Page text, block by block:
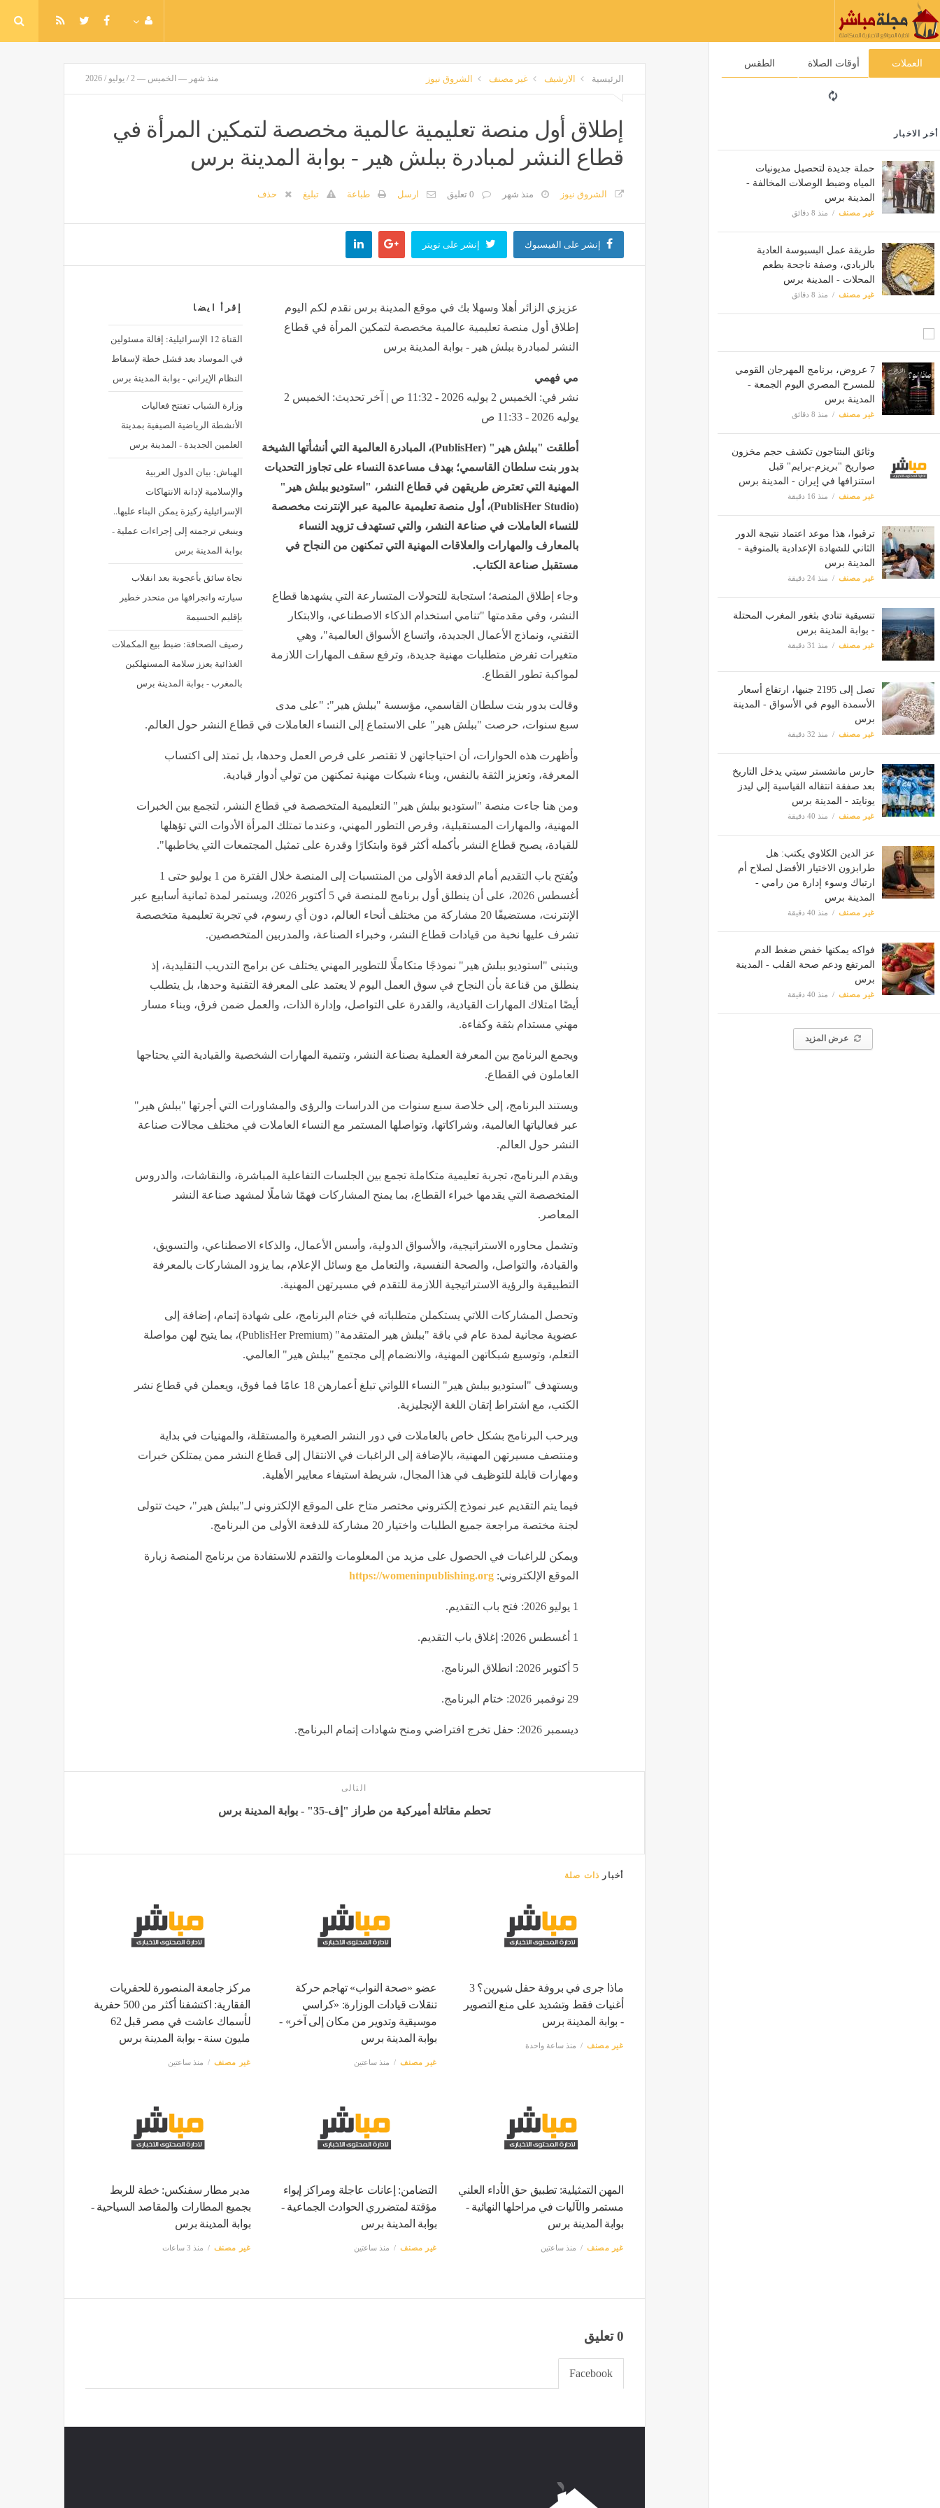
العملات أوقات الصلاة الطقس
أخر الاخبار
حملة جديدة لتحصيل مديونيات
المياه وضبط الوصلات المخالفة -
المدينة برس
غير مصنف منذ 8 دقائق
طريقة عمل البسبوسة العادية
بالزبادي، وصفة ناجحة بطعم
المحلات - المدينة برس
غير مصنف منذ 8 دقائق
7 عروض، برنامج المهرجان القومي
للمسرح المصري اليوم الجمعة -
المدينة برس
غير مصنف منذ 8 دقائق
وثائق البنتاجون تكشف حجم مخزون
صواريخ "بريزم-برايم" قبل
استنزافها في إيران - المدينة برس
غير مصنف منذ 16 دقيقة
ترقبوا، هذا موعد اعتماد نتيجة الدور
الثاني للشهادة الإعدادية بالمنوفية -
المدينة برس
غير مصنف منذ 24 دقيقة
تنسيقية تنادي بثغور المغرب المحتلة
- بوابة المدينة برس
غير مصنف منذ 31 دقيقة
تصل إلى 2195 جنيها، ارتفاع أسعار
الأسمدة اليوم في الأسواق - المدينة
برس
غير مصنف منذ 32 دقيقة
حارس مانشستر سيتي يدخل التاريخ
بعد صفقة انتقاله القياسية إلي ليدز
يونايتد - المدينة برس
غير مصنف منذ 40 دقيقة
عز الدين الكلاوي يكتب: هل
طرابزون الاختيار الأفضل لصلاح أم
ارتباك وسوء إدارة من رامي -
المدينة برس
غير مصنف منذ 40 دقيقة
فواكه يمكنها خفض ضغط الدم
المرتفع ودعم صحة القلب - المدينة
برس
غير مصنف منذ 40 دقيقة
عرض المزيد
الرئيسية الارشيف غير مصنف الشروق نيوز منذ شهر — الخميس — 2 / يوليو / 2026
إطلاق أول منصة تعليمية عالمية مخصصة لتمكين المرأة في
قطاع النشر لمبادرة ببلش هير - بوابة المدينة برس
الشروق نيوز منذ شهر 0 تعليق ارسل طباعة تبليغ حذف
إنشر على الفيسبوك إنشر على تويتر
إقرأ ايضا
القناة 12 الإسرائيلية: إقالة مسئولين
في الموساد بعد فشل خطة لإسقاط
النظام الإيراني - بوابة المدينة برس
وزارة الشباب تفتتح فعاليات
الأنشطة الرياضية الصيفية بمدينة
العلمين الجديدة - المدينة برس
الهباش: بيان الدول العربية
والإسلامية لإدانة الانتهاكات
الإسرائيلية ركيزة يمكن البناء عليها..
وينبغي ترجمته إلى إجراءات عملية -
بوابة المدينة برس
نجاة سائق بأعجوبة بعد انقلاب
سيارته وانجرافها من منحدر خطير
بإقليم الحسيمة
رصيف الصحافة: ضبط بيع المكملات
الغذائية يعزز سلامة المستهلكين
بالمغرب - بوابة المدينة برس
عزيزي الزائر أهلا وسهلا بك في موقع المدينة برس نقدم لكم اليوم
إطلاق أول منصة تعليمية عالمية مخصصة لتمكين المرأة في قطاع
النشر لمبادرة ببلش هير - بوابة المدينة برس
مي فهمي
نشر في: الخميس 2 يوليه 2026 - 11:32 ص | آخر تحديث: الخميس 2
يوليه 2026 - 11:33 ص
أطلقت "ببلش هير" (PublisHer)، المبادرة العالمية التي أنشأتها الشيخة
بدور بنت سلطان القاسمي؛ بهدف مساعدة النساء على تجاوز التحديات
المهنية التي تعترض طريقهن في قطاع النشر، "استوديو ببلش هير"
(PublisHer Studio)، أول منصة تعليمية عالمية عبر الإنترنت مخصصة
للنساء العاملات في صناعة النشر، والتي تستهدف تزويد النساء
بالمعارف والمهارات والعلاقات المهنية التي تمكنهن من النجاح في
مستقبل صناعة الكتاب.
وجاء إطلاق المنصة؛ استجابة للتحولات المتسارعة التي يشهدها قطاع
النشر، وفي مقدمتها "تنامي استخدام الذكاء الاصطناعي، والابتكار
التقني، ونماذج الأعمال الجديدة، واتساع الأسواق العالمية"، وهي
متغيرات تفرض متطلبات مهنية جديدة، وترفع سقف المهارات اللازمة
لمواكبة تطور القطاع.
وقالت بدور بنت سلطان القاسمي، مؤسسة "ببلش هير": "على مدى
سبع سنوات، حرصت "ببلش هير" على الاستماع إلى النساء العاملات في قطاع النشر حول العالم.
وأظهرت هذه الحوارات، أن احتياجاتهن لا تقتصر على فرص العمل وحدها، بل تمتد إلى اكتساب
المعرفة، وتعزيز الثقة بالنفس، وبناء شبكات مهنية تمكنهن من تولي أدوار قيادية.
ومن هنا جاءت منصة "استوديو ببلش هير" التعليمية المتخصصة في قطاع النشر، لتجمع بين الخبرات
المهنية، والمهارات المستقبلية، وفرص التطور المهني، وعندما تمتلك المرأة الأدوات التي تؤهلها
للقيادة، يصبح قطاع النشر بأكمله أكثر قوة وابتكارًا وقدرة على تمثيل المجتمعات التي يخاطبها".
ويُفتح باب التقديم أمام الدفعة الأولى من المنتسبات إلى المنصة خلال الفترة من 1 يوليو حتى 1
أغسطس 2026، على أن ينطلق أول برنامج للمنصة في 5 أكتوبر 2026، ويستمر لمدة ثمانية أسابيع عبر
الإنترنت، مستضيفًا 20 مشاركة من مختلف أنحاء العالم، دون أي رسوم، في تجربة تعليمية متخصصة
تشرف عليها نخبة من قيادات قطاع النشر، وخبراء الصناعة، والمدربين المتخصصين.
ويتبنى "استوديو ببلش هير" نموذجًا متكاملًا للتطوير المهني يختلف عن برامج التدريب التقليدية، إذ
ينطلق من قناعة بأن النجاح في سوق العمل اليوم لا يعتمد على المعرفة التقنية وحدها، بل يتطلب
أيضًا امتلاك المهارات القيادية، والقدرة على التواصل، وإدارة الذات، والعمل ضمن فرق، وبناء مسار
مهني مستدام بثقة وكفاءة.
ويجمع البرنامج بين المعرفة العملية بصناعة النشر، وتنمية المهارات الشخصية والقيادية التي يحتاجها
العاملون في القطاع.
ويستند البرنامج، إلى خلاصة سبع سنوات من الدراسات والرؤى والمشاورات التي أجرتها "ببلش هير"
عبر فعالياتها العالمية، وشراكاتها، وتواصلها المستمر مع النساء العاملات في مختلف مجالات صناعة
النشر حول العالم.
ويقدم البرنامج، تجربة تعليمية متكاملة تجمع بين الجلسات التفاعلية المباشرة، والنقاشات، والدروس
المتخصصة التي يقدمها خبراء القطاع، بما يمنح المشاركات فهمًا شاملًا لمشهد صناعة النشر
المعاصر.
وتشمل محاوره الاستراتيجية، والأسواق الدولية، وأسس الأعمال، والذكاء الاصطناعي، والتسويق،
والقيادة، والتواصل، والصحة النفسية، والتعامل مع وسائل الإعلام، بما يزود المشاركات بالمعرفة
التطبيقية والرؤية الاستراتيجية اللازمة للتقدم في مسيرتهن المهنية.
وتحصل المشاركات اللاتي يستكملن متطلباته في ختام البرنامج، على شهادة إتمام، إضافة إلى
عضوية مجانية لمدة عام في باقة "ببلش هير المتقدمة" (PublisHer Premium)، بما يتيح لهن مواصلة
التعلم، وتوسيع شبكاتهن المهنية، والانضمام إلى مجتمع "ببلش هير" العالمي.
ويستهدف "استوديو ببلش هير" النساء اللواتي تبلغ أعمارهن 18 عامًا فما فوق، ويعملن في قطاع نشر
الكتب، مع اشتراط إتقان اللغة الإنجليزية.
ويرحب البرنامج بشكل خاص بالعاملات في دور النشر الصغيرة والمستقلة، والمهنيات في بداية
ومنتصف مسيرتهن المهنية، بالإضافة إلى الراغبات في الانتقال إلى قطاع النشر ممن يمتلكن خبرات
ومهارات قابلة للتوظيف في هذا المجال، شريطة استيفاء معايير الأهلية.
فيما يتم التقديم عبر نموذج إلكتروني مختصر متاح على الموقع الإلكتروني لـ"ببلش هير"، حيث تتولى
لجنة مختصة مراجعة جميع الطلبات واختيار 20 مشاركة للدفعة الأولى من البرنامج.
ويمكن للراغبات في الحصول على مزيد من المعلومات والتقدم للاستفادة من برنامج المنصة زيارة
الموقع الإلكتروني:https://womeninpublishing.org
1 يوليو 2026: فتح باب التقديم.
1 أغسطس 2026: إغلاق باب التقديم.
5 أكتوبر 2026: انطلاق البرنامج.
29 نوفمبر 2026: ختام البرنامج.
ديسمبر 2026: حفل تخرج افتراضي ومنح شهادات إتمام البرنامج.
التالى
تحطم مقاتلة أميركية من طراز "إف-35" - بوابة المدينة برس
أخبار ذات صلة
ماذا جرى في بروفة حفل شيرين؟ 3
أغنيات فقط وتشديد على منع التصوير
- بوابة المدينة برس
غير مصنف منذ ساعة واحدة
عضو «صحة النواب» تهاجم حركة
تنقلات قيادات الوزارة: «كراسي
موسيقية وتدوير من مكان إلى آخر» -
بوابة المدينة برس
غير مصنف منذ ساعتين
مركز جامعة المنصورة للحفريات
الفقارية: اكتشفنا أكثر من 500 حفرية
لأسماك عاشت في مصر قبل 62
مليون سنة - بوابة المدينة برس
غير مصنف منذ ساعتين
المهن التمثيلية: تطبيق حق الأداء العلني
مستمر والآليات في مراحلها النهائية -
بوابة المدينة برس
غير مصنف منذ ساعتين
التضامن: إعانات عاجلة ومراكز إيواء
مؤقتة لمتضرري الحوادث الجماعية -
بوابة المدينة برس
غير مصنف منذ ساعتين
مدير مطار سفنكس: خطة للربط
بجميع المطارات والمقاصد السياحية -
بوابة المدينة برس
غير مصنف منذ 3 ساعات
0 تعليق
Facebook